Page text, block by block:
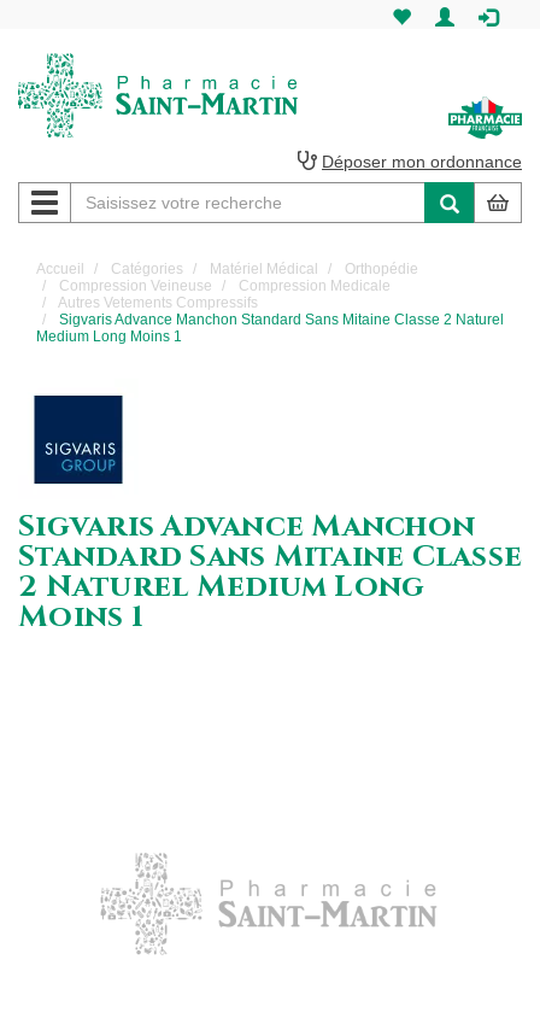
Martin
Pharmacie
Saint-
Martin
Déposer mon ordonnance
Navigation
Accueil Catégories Matériel Médical
Orthopédie
Compression Veineuse
Compression Medicale
Autres Vetements Compressifs
Sigvaris Advance Manchon Standard Sans Mitaine Classe 2 Naturel
Medium Long Moins 1
Sigvaris Advance Manchon
Standard Sans Mitaine Classe
2 Naturel Medium Long
Moins 1